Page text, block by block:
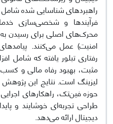
راهبردهای شناسایی شده
فرآیندها و شخصی‌سازی
محرک‌های اصلی برای رسیدن
امنیت) عمل می‌کنند.
رفتاری تبلور یافته که شامل
مثبت، بهبود رفاه مالی و
لیزینگ است. نتایج این
حوزه فین‌تک، راهکارهای
طراحی تجربه‌ای خوشایند و
دیجیتال ارائه می‌دهد.